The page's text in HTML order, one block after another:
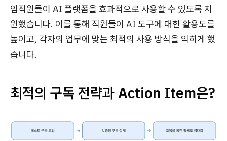
임직원들이 AI 플랫폼을 효과적으로 사용할 수 있도록 지
원했습니다. 이를 통해 직원들이 AI 도구에 대한 활용도를
높이고, 각자의 업무에 맞는 최적의 사용 방식을 익히게 했
습니다.
최적의 구독 전략과 Action Item은?